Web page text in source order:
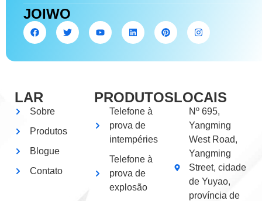
JOIWO
LAR
Sobre
Produtos
Blogue
Contato
PRODUTOS
Telefone à
prova de
intempéries
Telefone à
prova de
explosão
LOCAIS
Nº 695,
Yangming
West Road,
Yangming
Street, cidade
de Yuyao,
província de